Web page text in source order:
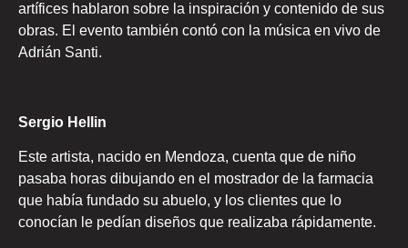
artífices hablaron sobre la inspiración y contenido de sus
obras. El evento también contó con la música en vivo de
Adrián Santi.
Sergio Hellin
Este artista, nacido en Mendoza, cuenta que de niño
pasaba horas dibujando en el mostrador de la farmacia
que había fundado su abuelo, y los clientes que lo
conocían le pedían diseños que realizaba rápidamente.